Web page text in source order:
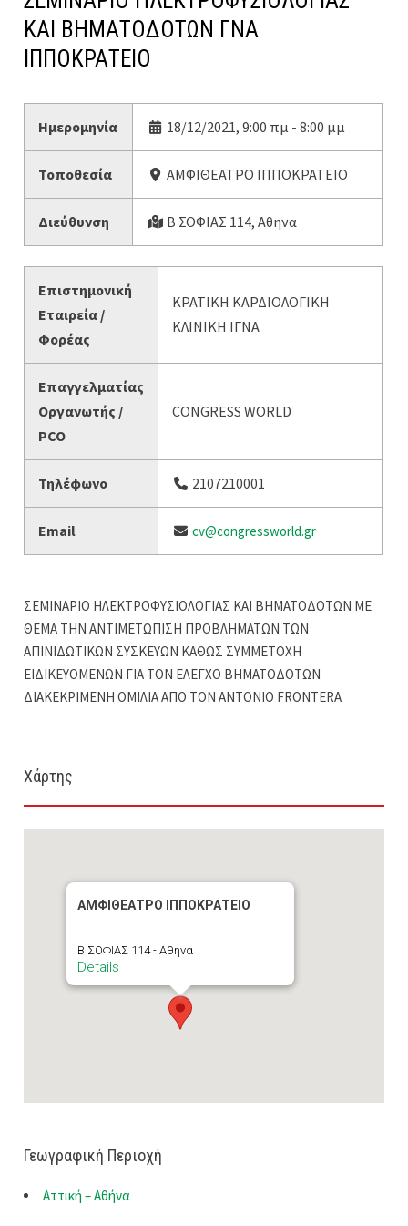
ΚΑΙ ΒΗΜΑΤΟΔΟΤΩΝ ΓΝΑ
ΙΠΠΟΚΡΑΤΕΙΟ
Ημερομηνία 18/12/2021, 9:00 πμ - 8:00 μμ
Τοποθεσία ΑΜΦΙΘΕΑΤΡΟ ΙΠΠΟΚΡΑΤΕΙΟ
Διεύθυνση Β ΣΟΦΙΑΣ 114, Αθηνα
Επιστημονική
Εταιρεία /
Φορέας
ΚΡΑΤΙΚΗ ΚΑΡΔΙΟΛΟΓΙΚΗ
ΚΛΙΝΙΚΗ ΙΓΝΑ
Επαγγελματίας
Οργανωτής /
PCO
CONGRESS WORLD
Τηλέφωνο 2107210001
Email cv@congressworld.gr
ΣΕΜΙΝΑΡΙΟ ΗΛΕΚΤΡΟΦΥΣΙΟΛΟΓΙΑΣ ΚΑΙ ΒΗΜΑΤΟΔΟΤΩΝ ΜΕ
ΘΕΜΑ ΤΗΝ ΑΝΤΙΜΕΤΩΠΙΣΗ ΠΡΟΒΛΗΜΑΤΩΝ ΤΩΝ
ΑΠΙΝΙΔΩΤΙΚΩΝ ΣΥΣΚΕΥΩΝ ΚΑΘΩΣ ΣΥΜΜΕΤΟΧΗ
ΕΙΔΙΚΕΥΟΜΕΝΩΝ ΓΙΑ ΤΟΝ ΕΛΕΓΧΟ ΒΗΜΑΤΟΔΟΤΩΝ
ΔΙΑΚΕΚΡΙΜΕΝΗ ΟΜΙΛΙΑ ΑΠΟ ΤΟΝ ΑΝΤΟΝΙΟ FRONTERA
Χάρτης
ΑΜΦΙΘΕΑΤΡΟ ΙΠΠΟΚΡΑΤΕΙΟ
Β ΣΟΦΙΑΣ 114 - Αθηνα
Details
Γεωγραφική Περιοχή
Αττική – Αθήνα